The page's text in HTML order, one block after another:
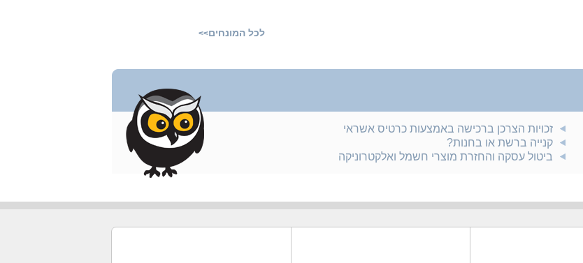
לכל המונחים>>
זכויות הצרכן ברכישה באמצעות כרטיס אשראי
קנייה ברשת או בחנות?
ביטול עסקה והחזרת מוצרי חשמל ואלקטרוניקה